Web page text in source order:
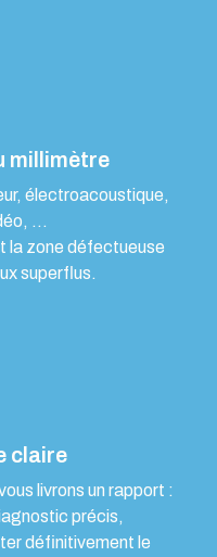
millimètre
électroacoustique,
…
la zone défectueuse
superflus.
claire
livrons un rapport :
précis,
définitivement le